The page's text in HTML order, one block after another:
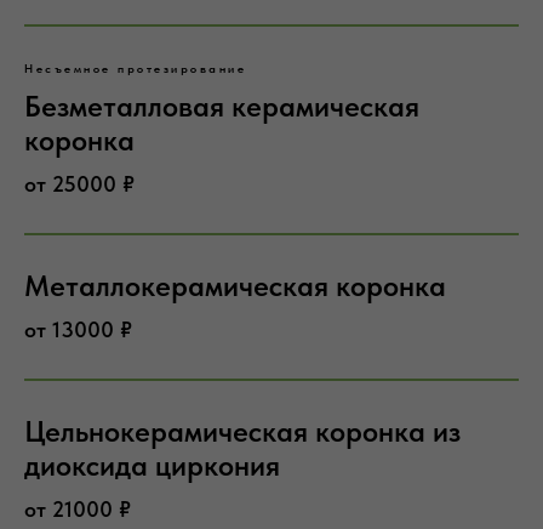
Несъемное протезирование
Безметалловая керамическая
коронка
от 25000 ₽
Металлокерамическая коронка
от 13000 ₽
Цельнокерамическая коронка из
диоксида циркония
от 21000 ₽